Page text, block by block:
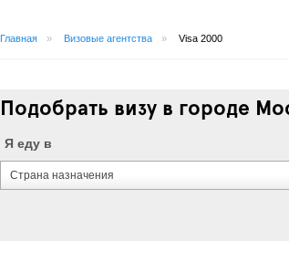
Главная » Визовые агентства » Visa 2000
Подобрать визу в городе
Я еду в
Страна назначения